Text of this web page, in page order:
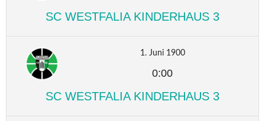
SC WESTFALIA KINDERHAUS 3
1. Juni 1900
0:00
SC WESTFALIA KINDERHAUS 3